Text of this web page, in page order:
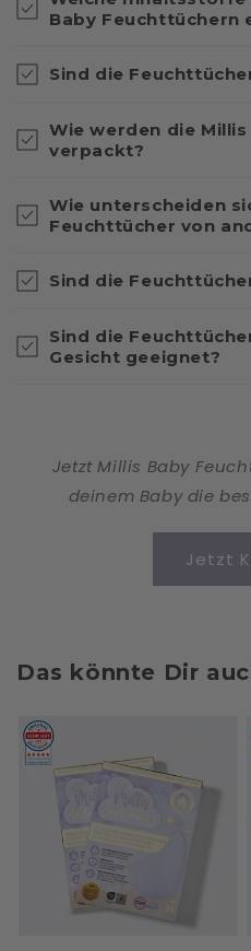
Baby Feuchttüchern
Sind die
Wie werden die
verpackt?
Wie unterscheiden
Feuchttücher von
Sind die
Sind die
Gesicht geeignet?
Jetzt Millis Baby
deinem Baby die
Jetzt
Das könnte Dir